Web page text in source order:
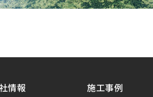
情報 施工事例